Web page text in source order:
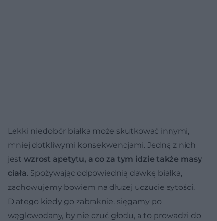
Lekki niedobór białka może skutkować innymi,
mniej dotkliwymi konsekwencjami. Jedną z nich
jest wzrost apetytu, a co za tym idzie także masy
ciała. Spożywając odpowiednią dawkę białka,
zachowujemy bowiem na dłużej uczucie sytości.
Dlatego kiedy go zabraknie, sięgamy po
węglowodany, by nie czuć głodu, a to prowadzi do